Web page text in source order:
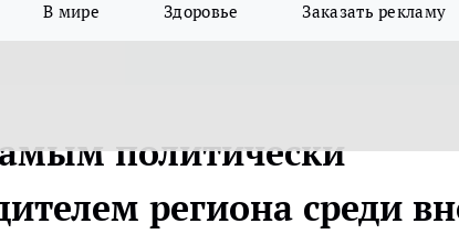
В мире Здоровье Заказать рекламу
политически
региона среди